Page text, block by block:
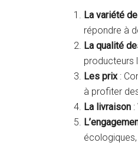
La variété
répondre à
La qualité
producteurs
Les prix:
à profiter
La livraison